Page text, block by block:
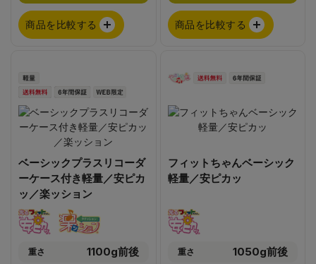
商品を比較する 商品を比較する
ベーシックプラスリコーダ
ーケース付き軽量／安ピカ
ッ／楽ッション
重さ 1100g前後
フィットちゃんベーシック
軽量／安ピカッ
重さ 1050g前後